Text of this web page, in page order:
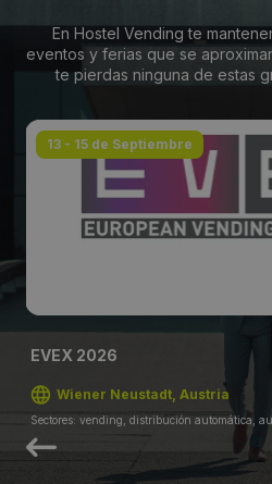
En Hostel Vending te
eventos y ferias que se
te pierdas ninguna de estas
13 - 15 de Septiembre
EVEX 2026
Wiener Neustadt, Austria
Sectores: vending, distribución automática,